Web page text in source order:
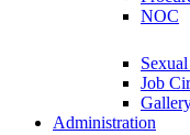
NOC
Job
Administration